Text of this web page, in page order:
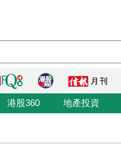
港股360 地產投資